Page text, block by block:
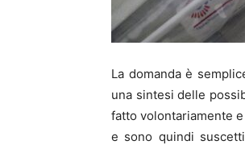
La domanda è
una sintesi delle
fatto volontariamente
e sono quindi